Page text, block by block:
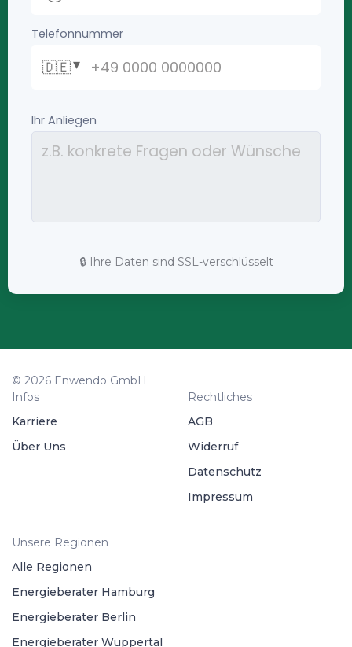
🔒 Ihre Daten sind SSL-verschlüsselt
© 2026 Enwendo GmbH
Infos
Karriere
Über Uns
Rechtliches
AGB
Widerruf
Datenschutz
Impressum
Unsere Regionen
Alle Regionen
Energieberater Hamburg
Energieberater Berlin
Energieberater Wuppertal